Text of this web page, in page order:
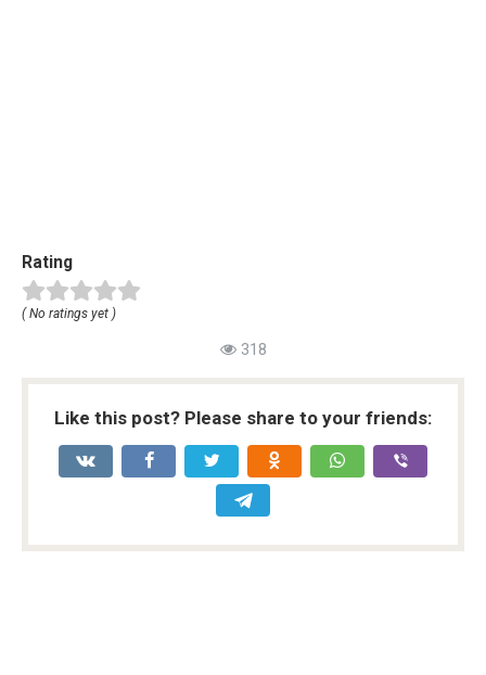
Rating
( No ratings yet )
318
Like this post? Please share to your friends: